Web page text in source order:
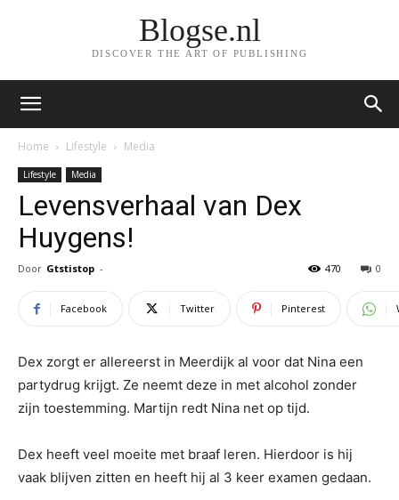
Blogse.nl
DISCOVER THE ART OF PUBLISHING
Home Lifestyle Media
Lifestyle Media
Levensverhaal van Dex
Huygens!
Door Gtstistop - 0
470
Facebook Twitter Pinterest
Dex zorgt er allereerst in Meerdijk al voor dat Nina een
partydrug krijgt. Ze neemt deze in met alcohol zonder
zijn toestemming. Martijn redt Nina net op tijd.
Dex heeft veel moeite met braaf leren. Hierdoor is hij
vaak blijven zitten en heeft hij al 3 keer examen gedaan.